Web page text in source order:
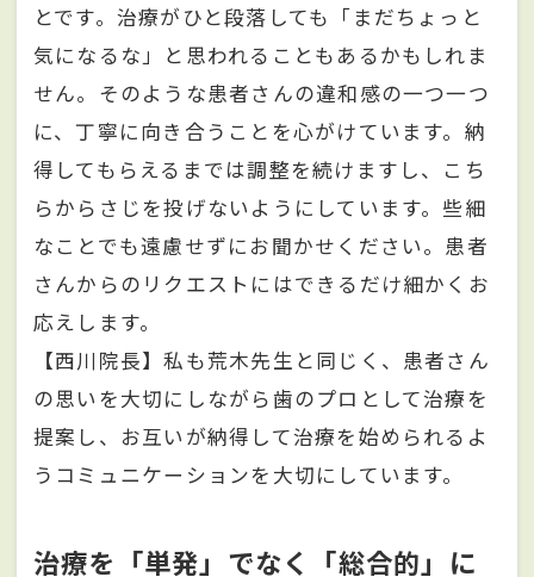
とです。治療がひと段落しても「まだちょっと
気になるな」と思われることもあるかもしれま
せん。そのような患者さんの違和感の一つ一つ
に、丁寧に向き合うことを心がけています。納
得してもらえるまでは調整を続けますし、こち
らからさじを投げないようにしています。些細
なことでも遠慮せずにお聞かせください。患者
さんからのリクエストにはできるだけ細かくお
応えします。
【西川院長】私も荒木先生と同じく、患者さん
の思いを大切にしながら歯のプロとして治療を
提案し、お互いが納得して治療を始められるよ
うコミュニケーションを大切にしています。
治療を「単発」でなく「総合的」に